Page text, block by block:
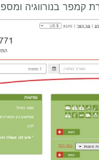
קמפר בנורווגיה